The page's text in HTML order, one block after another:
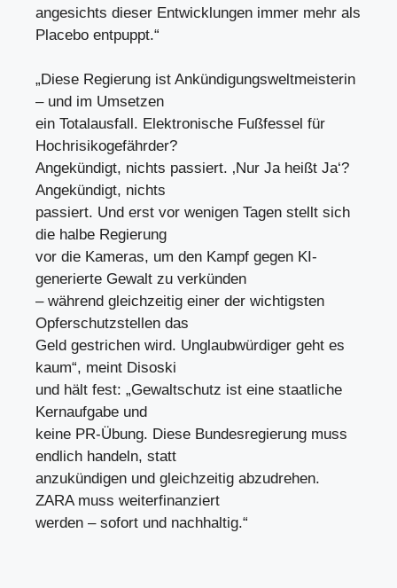
angesichts dieser Entwicklungen immer mehr als
Placebo entpuppt.“
„Diese Regierung ist Ankündigungsweltmeisterin
– und im Umsetzen
ein Totalausfall. Elektronische Fußfessel für
Hochrisikogefährder?
Angekündigt, nichts passiert. ‚Nur Ja heißt Ja‘?
Angekündigt, nichts
passiert. Und erst vor wenigen Tagen stellt sich
die halbe Regierung
vor die Kameras, um den Kampf gegen KI-
generierte Gewalt zu verkünden
– während gleichzeitig einer der wichtigsten
Opferschutzstellen das
Geld gestrichen wird. Unglaubwürdiger geht es
kaum“, meint Disoski
und hält fest: „Gewaltschutz ist eine staatliche
Kernaufgabe und
keine PR-Übung. Diese Bundesregierung muss
endlich handeln, statt
anzukündigen und gleichzeitig abzudrehen.
ZARA muss weiterfinanziert
werden – sofort und nachhaltig.“